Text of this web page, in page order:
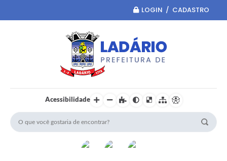
LOGIN / CADASTRO
Acessibilidade